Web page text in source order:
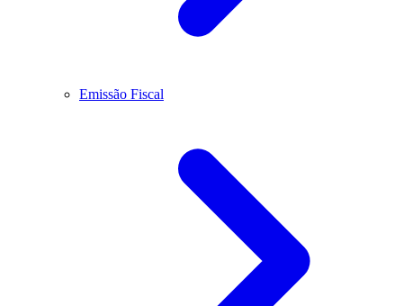
Emissão Fiscal